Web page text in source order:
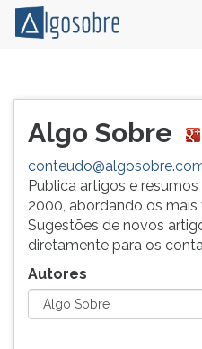
de
todos
autores
colaboradores
Algo
TAB
depois
ouvir
conteúdo
desta
Para
Algo Sobre
Publica artigos e
2000, abordando os mais
Sugestões de novos
diretamente para os
Autores